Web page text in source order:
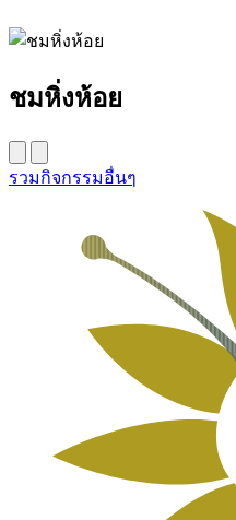
ชมหิ่งห้อย
รวมกิจกรรมอื่นๆ